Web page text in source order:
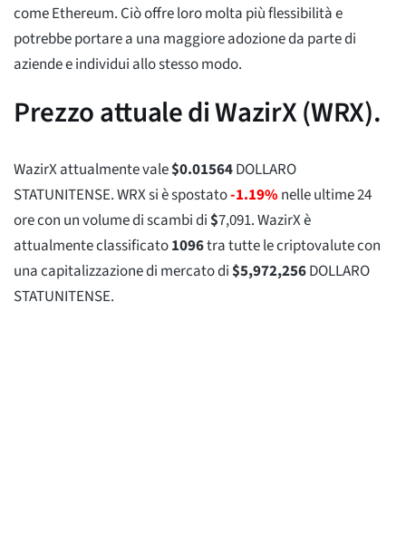
come Ethereum. Ciò offre loro molta più flessibilità e
potrebbe portare a una maggiore adozione da parte di
aziende e individui allo stesso modo.
Prezzo attuale di WazirX (WRX).
WazirX attualmente vale$0.01564DOLLARO
STATUNITENSE. WRX si è spostato-1.19%nelle ultime 24
ore con un volume di scambi di$7,091. WazirX è
attualmente classificato1096tra tutte le criptovalute con
una capitalizzazione di mercato di$5,972,256DOLLARO
STATUNITENSE.